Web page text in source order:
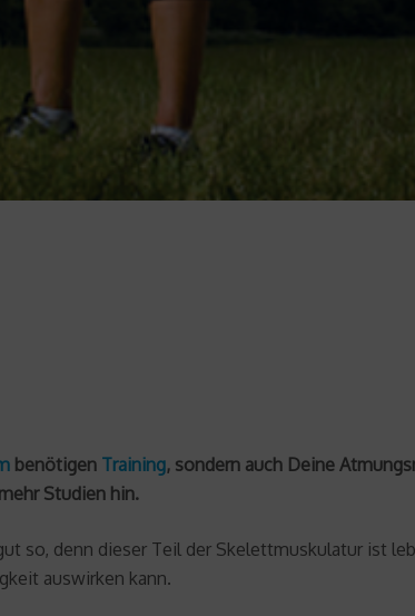
benötigen Training, sondern auch Deine
Studien hin.
so, denn dieser Teil der Skelettmuskulatur ist
auswirken kann.